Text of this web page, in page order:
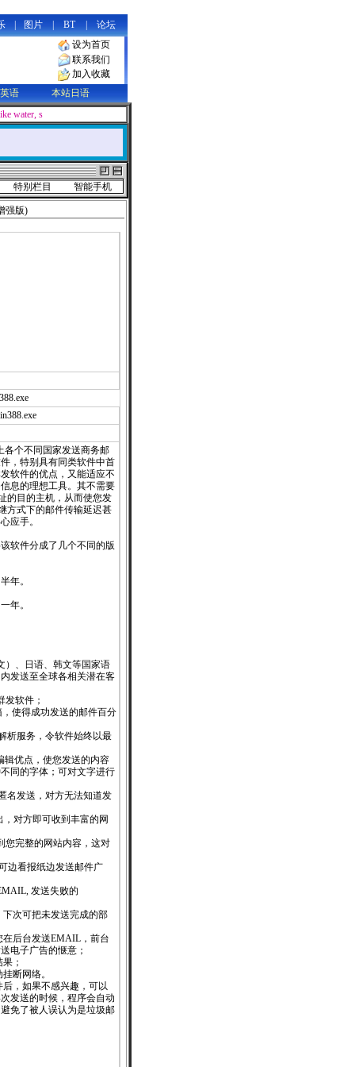
图片 BT
论坛
设为首页
联系我们
加入收藏
语
本站日语
water, soft and supple in appearance, yet containing limitless power that cannot be
特别栏目
智能手机
强版)
各个不同国家发送商务邮
，特别具有同类软件中首
软件的优点，又能适应不
息的理想工具。其不需要
的目的主机，从而使您发
方式下的邮件传输延迟甚
应手。
软件分成了几个不同的版
年。
年。
）、日语、韩文等国家语
发送至全球各相关潜在客
软件；
使得成功发送的邮件百分
析服务，令软件始终以最
辑优点，使您发送的内容
同的字体；可对文字进行
名发送，对方无法知道发
对方即可收到丰富的网
您完整的网站内容，这对
边看报纸边发送邮件广
发送失败的
次可把未发送完成的部
在后台发送EMAIL，前台
电子广告的惬意；
；
断网络。
，如果不感兴趣，可以
发送的时候，程序会自动
免了被人误认为是垃圾邮